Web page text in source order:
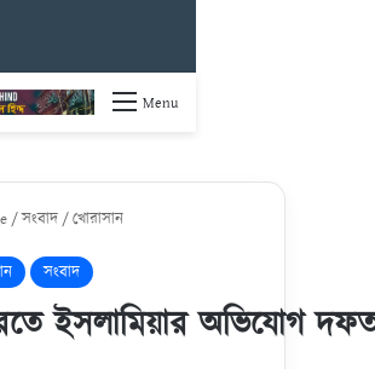
Menu
/সংবাদ /খোরাসান
সংবাদ
ইসলামিয়ার অভিযোগ